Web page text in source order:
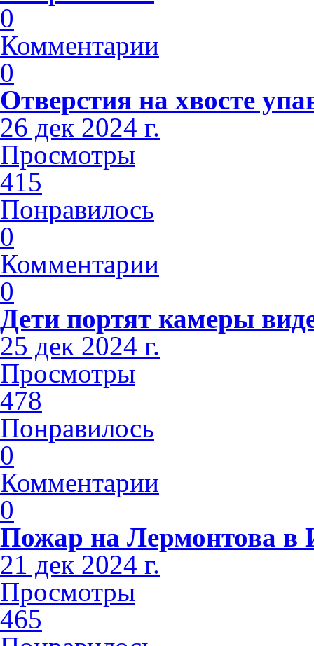
0
Комментарии
0
Отверстия на хвосте
26 дек 2024 г.
Просмотры
415
Понравилось
0
Комментарии
0
Дети портят камеры
25 дек 2024 г.
Просмотры
478
Понравилось
0
Комментарии
0
Пожар на Лермонтова в
21 дек 2024 г.
Просмотры
465